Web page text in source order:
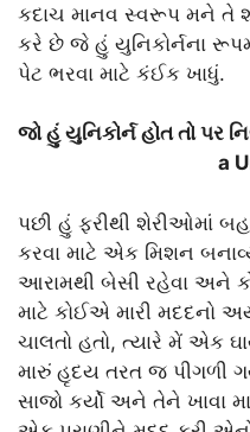
કદાચ માનવ સ્વરૂપ મને તે
કરે છે જે હું યુનિકોર્નના
પેટ ભરવા માટે કંઈક ખાધું.
જો હું યુનિકોર્ન હોત તો પર
a
પછી હું ફરીથી શેરીઓમાં
કરવા માટે એક મિશન
આરામથી બેસી રહેવા અને
માટે કોઈએ મારી મદદનો
ચાલતો હતો, ત્યારે મેં એક
મારું હૃદય તરત જ પીગળી
સાજો કર્યો અને તેને ખાવા